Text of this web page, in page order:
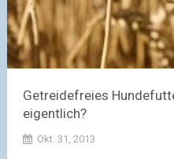
Getreidefreies
eigentlich?
Okt. 31, 2013